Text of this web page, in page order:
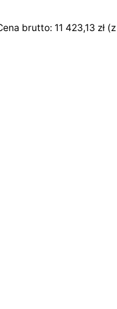
brutto: 11 423,13 zł